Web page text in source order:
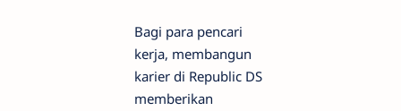
Bagi para pencari
kerja, membangun
karier di Republic DS
memberikan